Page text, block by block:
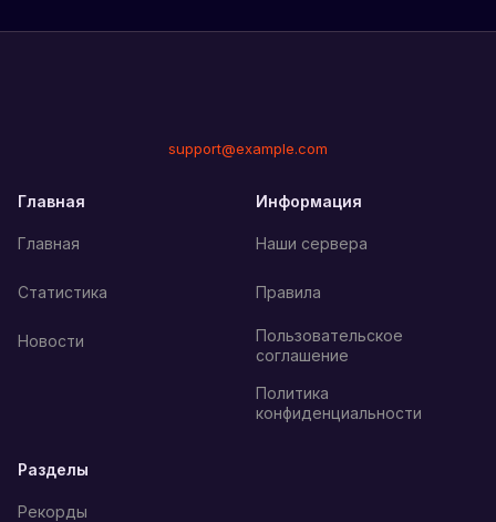
support@example.com
Главная
Главная
Статистика
Новости
Информация
Наши сервера
Правила
Пользовательское
соглашение
Политика
конфиденциальности
Разделы
Рекорды